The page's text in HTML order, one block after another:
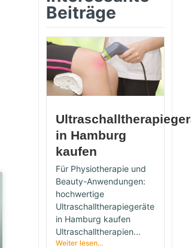
Beiträge
in Hamburg
kaufen
Für Physiotherapie und
Beauty-Anwendungen:
hochwertige
Ultraschalltherapiegeräte
in Hamburg kaufen
Ultraschalltherapien...
Weiter lesen...